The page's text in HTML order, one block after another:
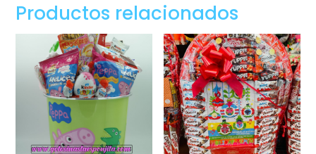
GIGANTE
Variada,
Chocolate
+chuches
corazón!
cantidad
Productos relacionados